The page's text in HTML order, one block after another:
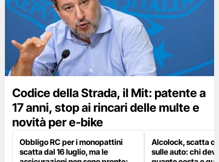
Codice della Strada, il Mit: patente a
17 anni, stop ai rincari delle multe e
novità per e-bike
Obbligo RC per i monopattini
scatta dal 16 luglio, ma le
Alcolock, scatta
sulle auto: chi